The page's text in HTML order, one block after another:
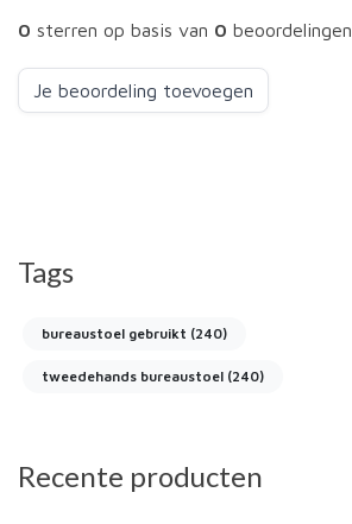
0 sterren op basis van 0 beoordelingen
Je beoordeling toevoegen
Tags
bureaustoel gebruikt (240)
tweedehands bureaustoel (240)
Recente producten